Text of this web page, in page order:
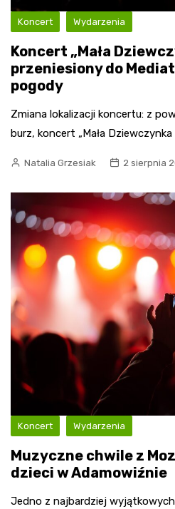
Koncert Wydarzenia
Koncert „Mała
przeniesiony do
pogody
Zmiana lokalizacji koncertu: z
burz, koncert „Mała
Natalia Grzesiak 2 sierpnia
Koncert Wydarzenia
Muzyczne chwile z
dzieci w Adamowiźnie
Jedno z najbardziej